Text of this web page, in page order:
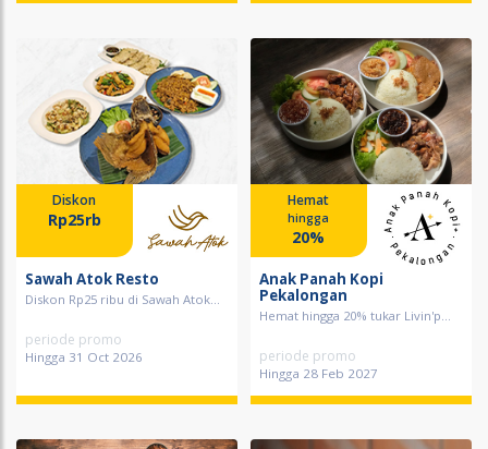
Diskon
Rp25rb
Sawah Atok Resto
Diskon Rp25 ribu di Sawah Atok...
periode promo
Hingga 31 Oct 2026
Hemat
hingga
20%
Anak Panah Kopi
Pekalongan
Hemat hingga 20% tukar Livin'p...
periode promo
Hingga 28 Feb 2027